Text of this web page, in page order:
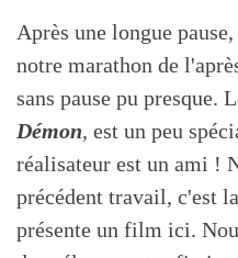
Après une longue
notre marathon de
sans pause pu presque.
Démon, est un peu
réalisateur est un ami !
précédent travail, c'est
présente un film ici.